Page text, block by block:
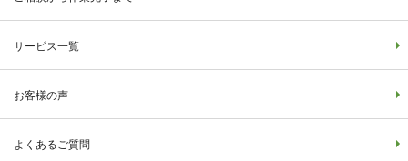
サービス一覧
お客様の声
よくあるご質問